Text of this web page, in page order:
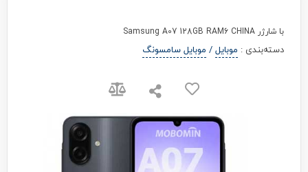
با شارژر Samsung A07 128GB RAM6 CHINA
دسته‌بندی : موبایل/ موبایل سامسونگ